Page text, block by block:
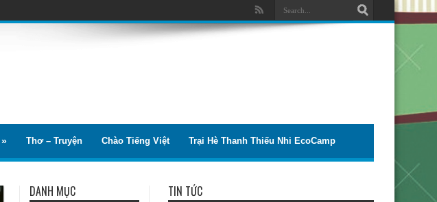
Thơ – Truyện Chào Tiếng Việt Trại Hè Thanh Thiếu Nhi EcoCamp
DANH MỤC TIN TỨC